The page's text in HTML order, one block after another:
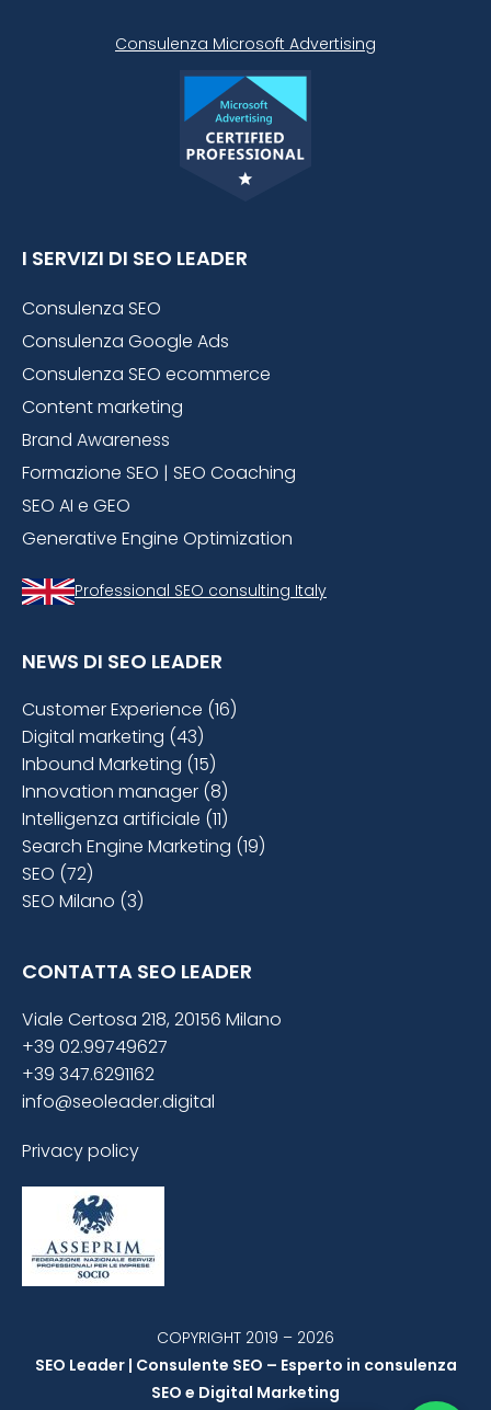
Consulenza Microsoft Advertising
I SERVIZI DI SEO LEADER
Consulenza SEO
Consulenza Google Ads
Consulenza SEO ecommerce
Content marketing
Brand Awareness
Formazione SEO | SEO Coaching
SEO AI e GEO
Generative Engine Optimization
Professional SEO consulting Italy
NEWS DI SEO LEADER
Customer Experience (16)
Digital marketing (43)
Inbound Marketing (15)
Innovation manager (8)
Intelligenza artificiale (11)
Search Engine Marketing (19)
SEO (72)
SEO Milano (3)
CONTATTA SEO LEADER
Viale Certosa 218, 20156 Milano
+39 02.99749627
+39 347.6291162
info@seoleader.digital
Privacy policy
COPYRIGHT 2019 – 2026
SEO Leader | Consulente SEO – Esperto in consulenza
SEO e Digital Marketing